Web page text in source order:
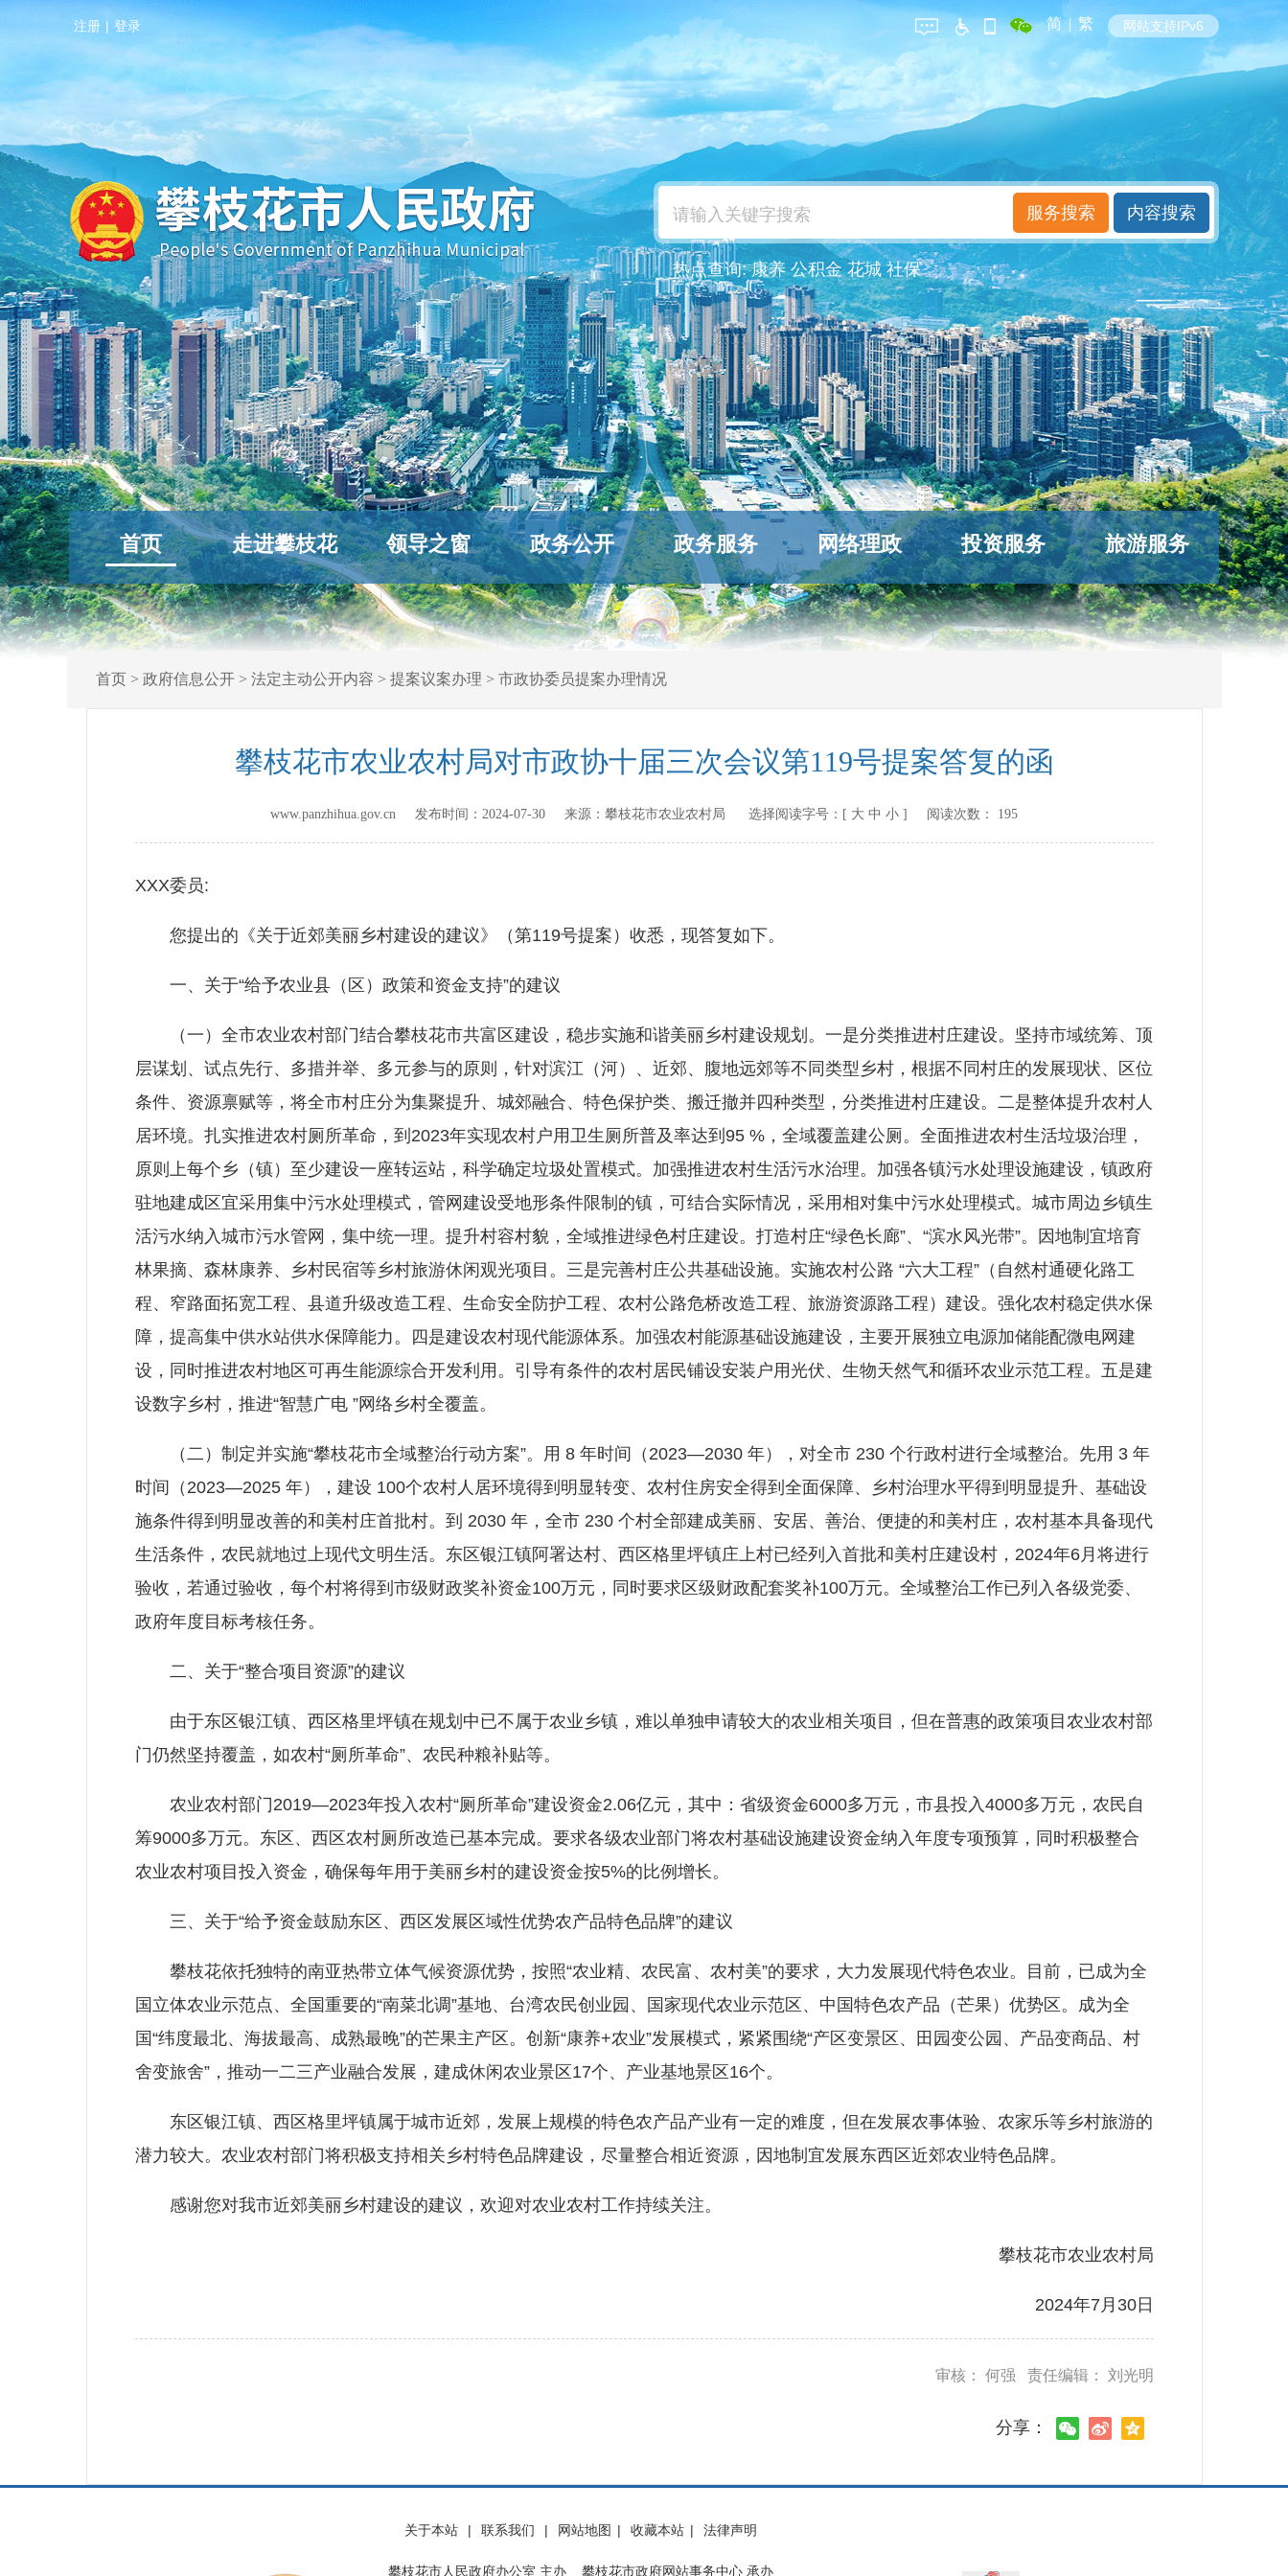
注册 | 登录 简 | 繁 网站支持IPv6
热点查询:康养 公积金 花城 社保
首页 走进攀枝花 领导之窗 政务公开 政务服务 网络理政 投资服务 旅游服务
首页> 政府信息公开> 法定主动公开内容 > 提案议案办理 > 市政协委员提案办理情况
攀枝花市农业农村局对市政协十届三次会议第119号提案答复的函
www.panzhihua.gov.cn 发布时间： 2024-07-30 来源： 攀枝花市农业农村局 选择阅读字号：[ 大 中 小 ] 阅读次数： 195
XXX委员:
您提出的《关于近郊美丽乡村建设的建议》（第119号提案）收悉，现答复如下。
一、关于“给予农业县（区）政策和资金支持”的建议
（一）全市农业农村部门结合攀枝花市共富区建设，稳步实施和谐美丽乡村建设规划。一是分类推进村庄建设。坚持市域统筹、顶
层谋划、试点先行、多措并举、多元参与的原则，针对滨江（河）、近郊、腹地远郊等不同类型乡村，根据不同村庄的发展现状、区位
条件、资源禀赋等，将全市村庄分为集聚提升、城郊融合、特色保护类、搬迁撤并四种类型，分类推进村庄建设。二是整体提升农村人
居环境。扎实推进农村厕所革命，到2023年实现农村户用卫生厕所普及率达到95 %，全域覆盖建公厕。全面推进农村生活垃圾治理，
原则上每个乡（镇）至少建设一座转运站，科学确定垃圾处置模式。加强推进农村生活污水治理。加强各镇污水处理设施建设，镇政府
驻地建成区宜采用集中污水处理模式，管网建设受地形条件限制的镇，可结合实际情况，采用相对集中污水处理模式。城市周边乡镇生
活污水纳入城市污水管网，集中统一理。提升村容村貌，全域推进绿色村庄建设。打造村庄“绿色长廊”、“滨水风光带”。因地制宜培育
林果摘、森林康养、乡村民宿等乡村旅游休闲观光项目。三是完善村庄公共基础设施。实施农村公路 “六大工程”（自然村通硬化路工
程、窄路面拓宽工程、县道升级改造工程、生命安全防护工程、农村公路危桥改造工程、旅游资源路工程）建设。强化农村稳定供水保
障，提高集中供水站供水保障能力。四是建设农村现代能源体系。加强农村能源基础设施建设，主要开展独立电源加储能配微电网建
设，同时推进农村地区可再生能源综合开发利用。引导有条件的农村居民铺设安装户用光伏、生物天然气和循环农业示范工程。五是建
设数字乡村，推进“智慧广电 ”网络乡村全覆盖。
（二）制定并实施“攀枝花市全域整治行动方案”。用 8 年时间（2023—2030 年），对全市 230 个行政村进行全域整治。先用 3 年
时间（2023—2025 年），建设 100个农村人居环境得到明显转变、农村住房安全得到全面保障、乡村治理水平得到明显提升、基础设
施条件得到明显改善的和美村庄首批村。到 2030 年，全市 230 个村全部建成美丽、安居、善治、便捷的和美村庄，农村基本具备现代
生活条件，农民就地过上现代文明生活。东区银江镇阿署达村、西区格里坪镇庄上村已经列入首批和美村庄建设村，2024年6月将进行
验收，若通过验收，每个村将得到市级财政奖补资金100万元，同时要求区级财政配套奖补100万元。全域整治工作已列入各级党委、
政府年度目标考核任务。
二、关于“整合项目资源”的建议
由于东区银江镇、西区格里坪镇在规划中已不属于农业乡镇，难以单独申请较大的农业相关项目，但在普惠的政策项目农业农村部
门仍然坚持覆盖，如农村“厕所革命”、农民种粮补贴等。
农业农村部门2019—2023年投入农村“厕所革命”建设资金2.06亿元，其中：省级资金6000多万元，市县投入4000多万元，农民自
筹9000多万元。东区、西区农村厕所改造已基本完成。要求各级农业部门将农村基础设施建设资金纳入年度专项预算，同时积极整合
农业农村项目投入资金，确保每年用于美丽乡村的建设资金按5%的比例增长。
三、关于“给予资金鼓励东区、西区发展区域性优势农产品特色品牌”的建议
攀枝花依托独特的南亚热带立体气候资源优势，按照“农业精、农民富、农村美”的要求，大力发展现代特色农业。目前，已成为全
国立体农业示范点、全国重要的“南菜北调”基地、台湾农民创业园、国家现代农业示范区、中国特色农产品（芒果）优势区。成为全
国“纬度最北、海拔最高、成熟最晚”的芒果主产区。创新“康养+农业”发展模式，紧紧围绕“产区变景区、田园变公园、产品变商品、村
舍变旅舍”，推动一二三产业融合发展，建成休闲农业景区17个、产业基地景区16个。
东区银江镇、西区格里坪镇属于城市近郊，发展上规模的特色农产品产业有一定的难度，但在发展农事体验、农家乐等乡村旅游的
潜力较大。农业农村部门将积极支持相关乡村特色品牌建设，尽量整合相近资源，因地制宜发展东西区近郊农业特色品牌。
感谢您对我市近郊美丽乡村建设的建议，欢迎对农业农村工作持续关注。
攀枝花市农业农村局
2024年7月30日
审核： 何强 责任编辑： 刘光明
分享：
关于本站 | 联系我们 | 网站地图 | 收藏本站 | 法律声明
攀枝花市人民政府办公室 主办 攀枝花市政府网站事务中心 承办